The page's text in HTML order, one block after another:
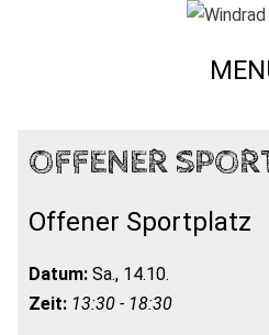
OFFENER
Offener Sportplatz
Datum: Sa., 14.10.
Zeit: 13:30 - 18:30